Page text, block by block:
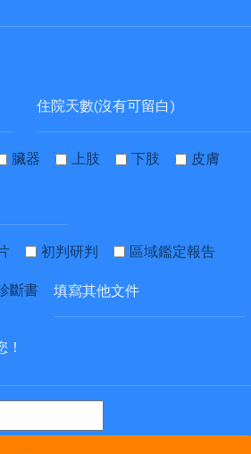
臟器 上肢 下肢 皮膚
初判研判 區域鑑定報告
斷書